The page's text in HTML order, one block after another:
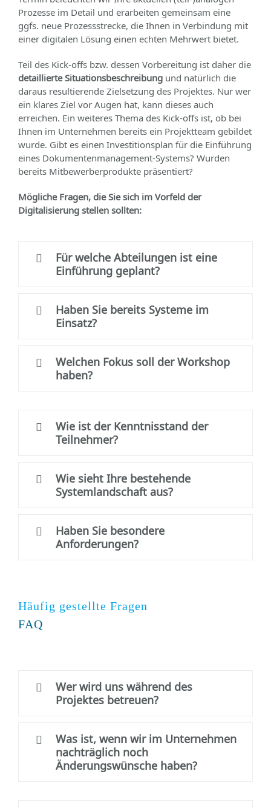
Prozesse im Detail und erarbeiten gemeinsam eine
ggfs. neue Prozessstrecke, die Ihnen in Verbindung mit
einer digitalen Lösung einen echten Mehrwert bietet.
Teil des Kick-offs bzw. dessen Vorbereitung ist daher die
detaillierte Situationsbeschreibungund natürlich die
daraus resultierende Zielsetzung des Projektes. Nur wer
ein klares Ziel vor Augen hat, kann dieses auch
erreichen. Ein weiteres Thema des Kick-offs ist, ob bei
Ihnen im Unternehmen bereits ein Projektteam gebildet
wurde. Gibt es einen Investitionsplan für die Einführung
eines Dokumentenmanagement-Systems? Wurden
bereits Mitbewerberprodukte präsentiert?
Mögliche Fragen, die Sie sich im Vorfeld der
Digitalisierung stellen sollten:
Für welche Abteilungen ist eine
Einführung geplant?
Haben Sie bereits Systeme im
Einsatz?
Welchen Fokus soll der Workshop
haben?
Wie ist der Kenntnisstand der
Teilnehmer?
Wie sieht Ihre bestehende
Systemlandschaft aus?
Haben Sie besondere
Anforderungen?
Häufig gestellte Fragen
FAQ
Wer wird uns während des
Projektes betreuen?
Was ist, wenn wir im Unternehmen
nachträglich noch
Änderungswünsche haben?